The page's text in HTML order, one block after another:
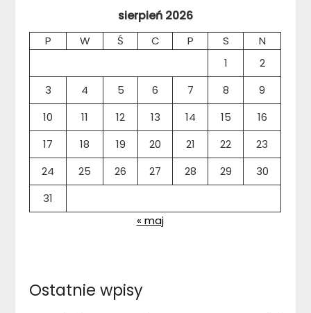
sierpień 2026
P W Ś C P S
N
1
2
3
4 5 6 7 8
9
10
11 12 13 14 15
16
17
18 19 20 21 22
23
24
25 26 27 28 29
30
31
« maj
Ostatnie wpisy